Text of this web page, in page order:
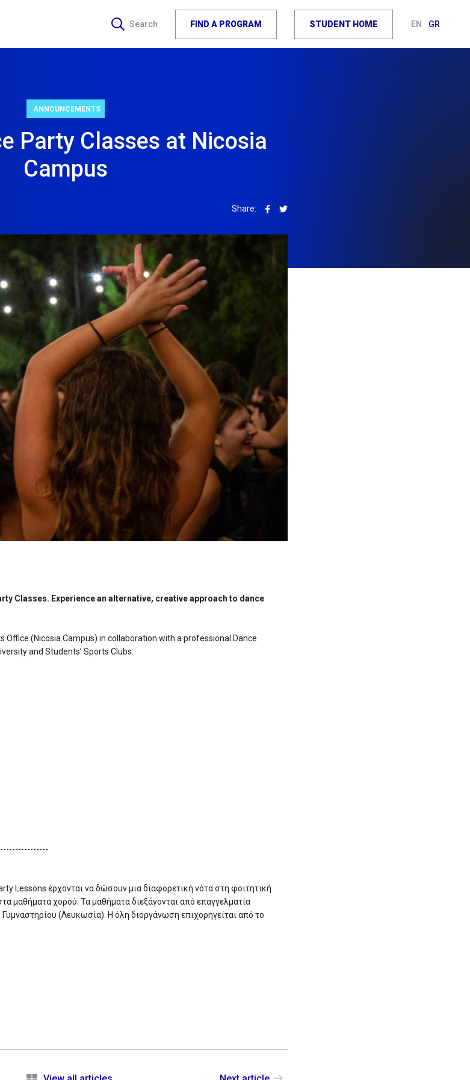
Search FIND A PROGRAM STUDENT HOME EN GR
ANNOUNCEMENTS
Party Classes at Nicosia
Campus
Share:
Classes. Experience an alternative, creative approach to dance
Office (Nicosia Campus) in collaboration with a professional Dance
and Students’ Sports Clubs.
Lessons έρχονται να δώσουν μια διαφορετική νότα στη φοιτητική
μαθήματα χορού. Τα μαθήματα διεξάγονται από επαγγελματία
(Λευκωσία). Η όλη διοργάνωση επιχορηγείται από το